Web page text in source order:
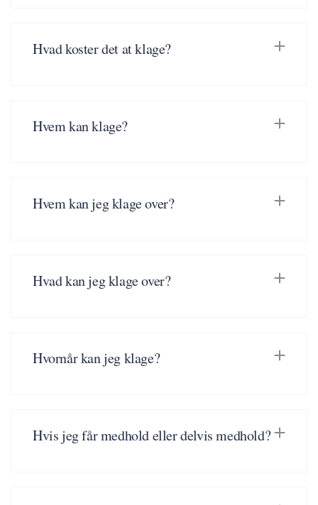
Hvad koster det at klage?
Hvem kan klage?
Hvem kan jeg klage over?
Hvad kan jeg klage over?
Hvornår kan jeg klage?
Hvis jeg får medhold eller delvis medhold?